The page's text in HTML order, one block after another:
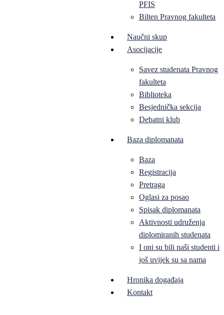
PFIS
Bilten Pravnog fakulteta
Naučni skup
Asocijacije
Savez studenata Pravnog
fakulteta
Biblioteka
Besjednička sekcija
Debatni klub
Baza diplomanata
Baza
Registracija
Pretraga
Oglasi za posao
Spisak diplomanata
Aktivnosti udruženja
diplomiranih studenata
I oni su bili naši studenti i
još uvijek su sa nama
Hronika događaja
Kontakt